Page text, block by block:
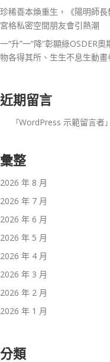
珍稀善本煥重生，《陽明師
宮格私密空間朋友會引熱潮
一“升”一“降”彰顯綠OSDER
物各得其所、生生不息生動畫
近期留言
「WordPress 示範留言者
彙整
2026 年 8 月
2026 年 7 月
2026 年 6 月
2026 年 5 月
2026 年 4 月
2026 年 3 月
2026 年 2 月
2026 年 1 月
分類